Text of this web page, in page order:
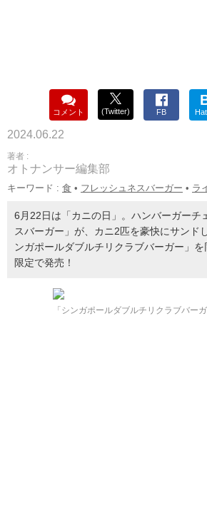
コメント (Twitter) FB
2024.06.22
著者 :
オトナンサー編集部
キーワード : 食 • フレッシュネスバーガー • ラ
6月22日は「カニの日」。ハンバーガーチ
スバーガー」が、カニ2匹を豪快にサンド
ンガポールダブルチリクラブバーガー」
限定で発売！
「シンガポールダブルチリクラブバーガ